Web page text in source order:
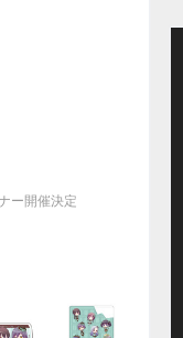
ー開催決定